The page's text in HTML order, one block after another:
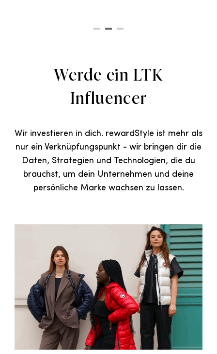
Werde ein LTK
Influencer
Wir investieren in dich. rewardStyle ist mehr als
nur ein Verknüpfungspunkt - wir bringen dir die
Daten, Strategien und Technologien, die du
brauchst, um dein Unternehmen und deine
persönliche Marke wachsen zu lassen.